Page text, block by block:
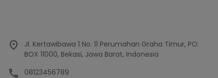
Jl. Kertawibawa 1 No. 11 Perumahan Graha Timur, PO.
BOX 11000, Bekasi, Jawa Barat, Indonesia
08123456789